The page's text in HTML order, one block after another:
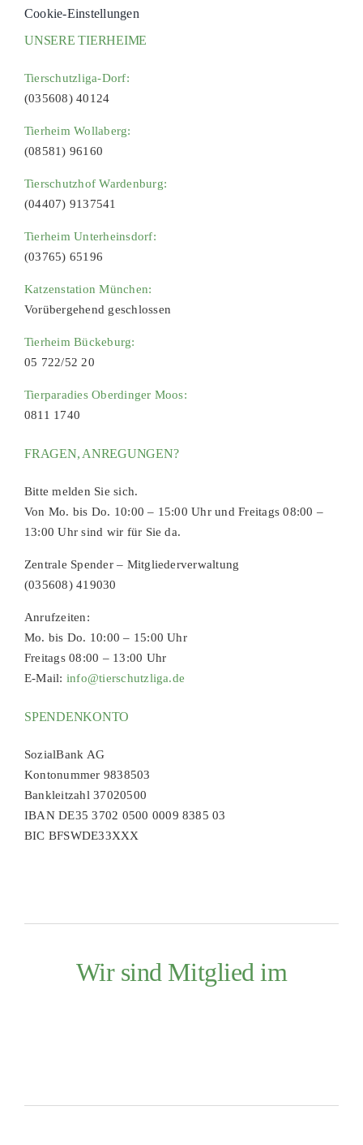
Cookie-Einstellungen
UNSERE TIERHEIME
Tierschutzliga-Dorf:
(035608) 40124
Tierheim Wollaberg:
(08581) 96160
Tierschutzhof Wardenburg:
(04407) 9137541
Tierheim Unterheinsdorf:
(03765) 65196
Katzenstation München:
Vorübergehend geschlossen
Tierheim Bückeburg:
05 722/52 20
Tierparadies Oberdinger Moos:
0811 1740
FRAGEN, ANREGUNGEN?
Bitte melden Sie sich.
Von Mo. bis Do. 10:00 – 15:00 Uhr und Freitags 08:00 –
13:00 Uhr sind wir für Sie da.
Zentrale Spender – Mitgliederverwaltung
(035608) 419030
Anrufzeiten:
Mo. bis Do. 10:00 – 15:00 Uhr
Freitags 08:00 – 13:00 Uhr
E-Mail: info@tierschutzliga.de
SPENDENKONTO
SozialBank AG
Kontonummer 9838503
Bankleitzahl 37020500
IBAN DE35 3702 0500 0009 8385 03
BIC BFSWDE33XXX
Wir sind Mitglied im